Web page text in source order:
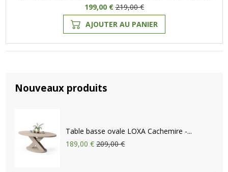
199,00 €219,00 €
AJOUTER AU PANIER
Nouveaux produits
Table basse ovale LOXA Cachemire -...
189,00 € 209,00 €